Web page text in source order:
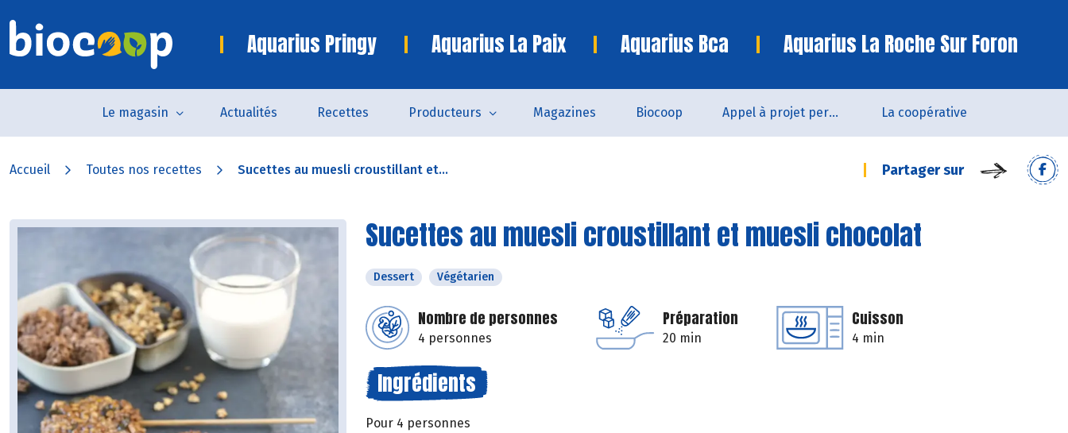
Aquarius Pringy Aquarius La Paix Aquarius Bca Aquarius La Roche Sur Foron
Le magasin Actualités Recettes Producteurs Magazines Biocoop Appel à projet permanent La coopérative
Accueil Toutes nos recettes Sucettes au muesli croustillant et... Partager sur
Sucettes au muesli croustillant et muesli chocolat
Dessert Végétarien
Nombre de personnes
4 personnes
Préparation
20 min
Cuisson
4 min
Ingrédients
Pour 4 personnes